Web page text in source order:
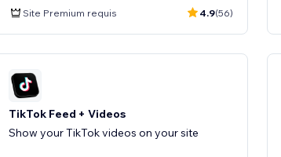
Site Premium requis 4.9(56)
TikTok Feed + Videos
Show your TikTok videos on your site